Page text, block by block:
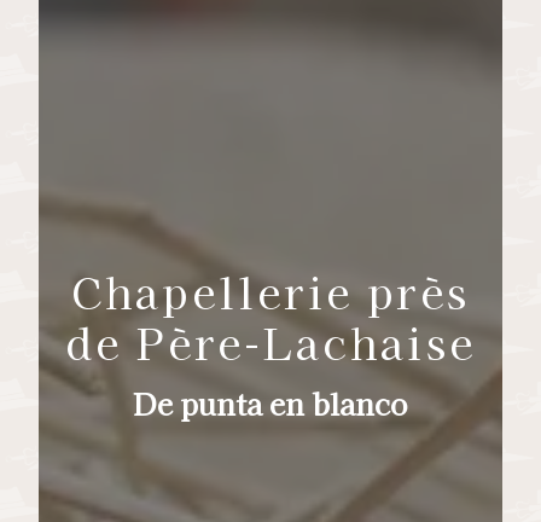
Chapellerie près
de Père-Lachaise
De punta en blanco